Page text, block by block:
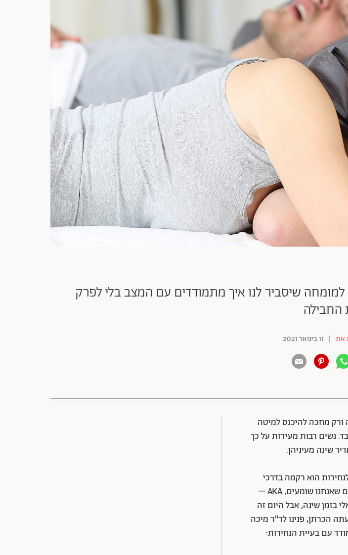
למומחה שיסביר לנו איך מתמודדים עם המצב בלי לפרק
החבילה
את | 11 בינואר 2021
מחכה להיכנס למיטה
נשים רבות מעידות על כך
שינה מעיניהן.
הוא רקמה בדרכי
הנשימה המייצרת וויברציות בעקבות הנשימה והנשיפה. הוויברציות מייצרות גלים שאנחנו שומעים, AKA –
בזמן שינה, אבל היום זה
הכרתן, פנינו לד"ר מיכה
עם בעיית הנחירות: